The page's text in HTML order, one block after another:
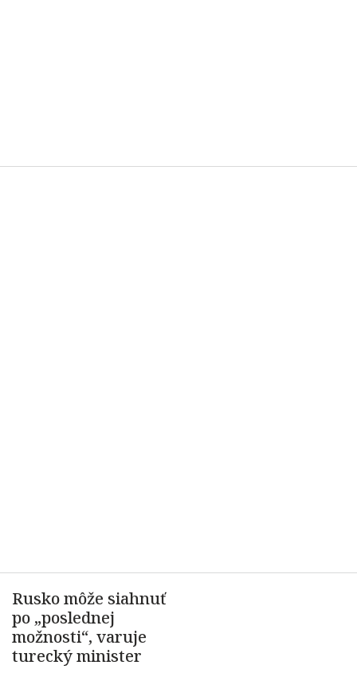
Rusko môže siahnuť
po „poslednej
možnosti“, varuje
turecký minister